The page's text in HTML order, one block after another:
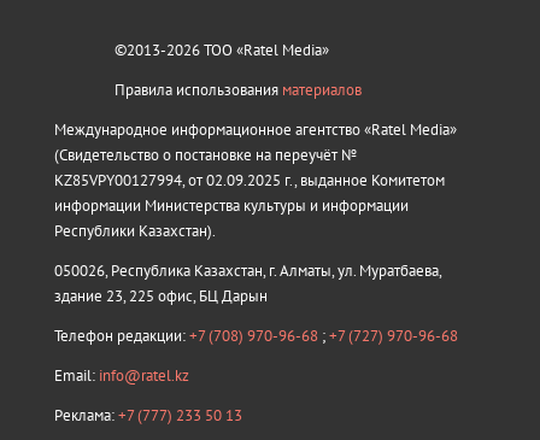
©2013-2026 ТОО «Ratel Media»
Правила использования материалов
Международное информационное агентство «Ratel Media»
(Свидетельство о постановке на переучёт №
KZ85VPY00127994, от 02.09.2025 г., выданное Комитетом
информации Министерства культуры и информации
Республики Казахстан).
050026, Республика Казахстан, г. Алматы, ул. Муратбаева,
здание 23, 225 офис, БЦ Дарын
Телефон редакции:+7 (708) 970-96-68 ;+7 (727) 970-96-68
Email: info@ratel.kz
Реклама:+7 (777) 233 50 13